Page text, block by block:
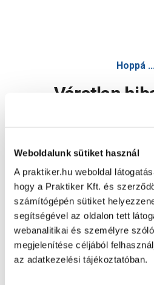
Weboldalunk sütiket használ
A praktiker.hu weboldal
hogy a Praktiker Kft. és
számítógépén sütiket
segítségével az oldalon tett
webanalitikai és személyre
megjelenítése céljából
az adatkezelési tájékoztatóban.
Hoppá
Váratlan
Oldal